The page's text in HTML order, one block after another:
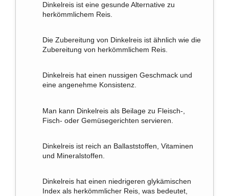
Dinkelreis ist eine gesunde Alternative zu
herkömmlichem Reis.
Die Zubereitung von Dinkelreis ist ähnlich wie die
Zubereitung von herkömmlichem Reis.
Dinkelreis hat einen nussigen Geschmack und
eine angenehme Konsistenz.
Man kann Dinkelreis als Beilage zu Fleisch-,
Fisch- oder Gemüsegerichten servieren.
Dinkelreis ist reich an Ballaststoffen, Vitaminen
und Mineralstoffen.
Dinkelreis hat einen niedrigeren glykämischen
Index als herkömmlicher Reis, was bedeutet,